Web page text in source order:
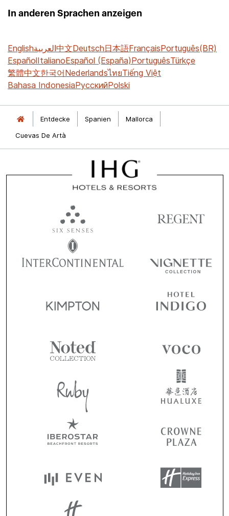
In anderen Sprachen anzeigen
Englishالعربية中文Deutsch日本語FrançaisPortuguês(BR)
EspañolItalianoEspañol (España)PortuguêsTürkçe
繁體中文한국어NederlandsไทยTiếng Việt
Bahasa IndonesiaРусскийPolski
Entdecke Spanien
Mallorca
Cuevas De Artà